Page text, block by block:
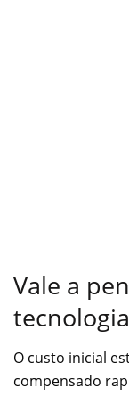
Vale a
O custo inicial
compensado